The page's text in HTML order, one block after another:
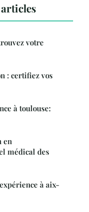
votre
: certifiez vos
à toulouse:
en
médical des
à aix-